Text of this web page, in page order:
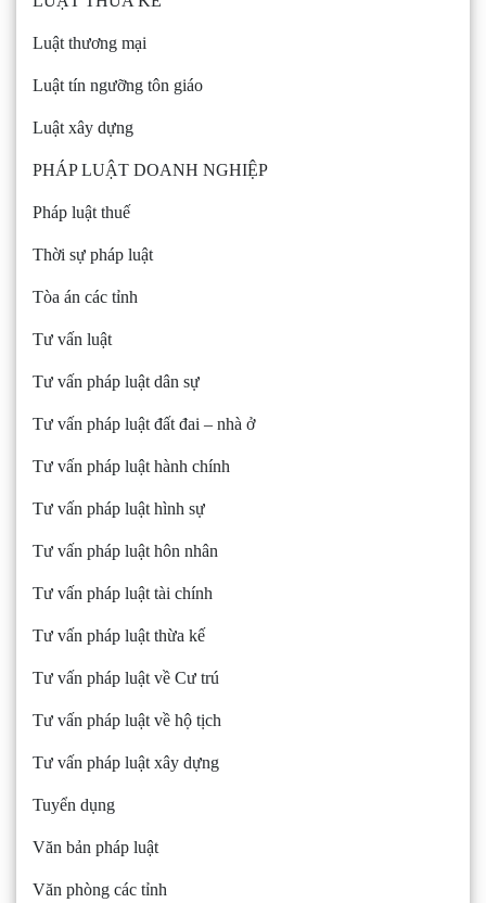
Luật thương mại
Luật tín ngưỡng tôn giáo
Luật xây dựng
PHÁP LUẬT DOANH NGHIỆP
Pháp luật thuế
Thời sự pháp luật
Tòa án các tỉnh
Tư vấn luật
Tư vấn pháp luật dân sự
Tư vấn pháp luật đất đai – nhà ở
Tư vấn pháp luật hành chính
Tư vấn pháp luật hình sự
Tư vấn pháp luật hôn nhân
Tư vấn pháp luật tài chính
Tư vấn pháp luật thừa kế
Tư vấn pháp luật về Cư trú
Tư vấn pháp luật về hộ tịch
Tư vấn pháp luật xây dựng
Tuyển dụng
Văn bản pháp luật
Văn phòng các tỉnh